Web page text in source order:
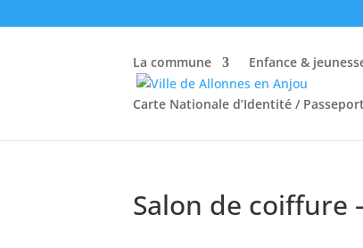
La commune Enfance &
Carte Nationale d’Identité / Passeport
Salon de coiffure